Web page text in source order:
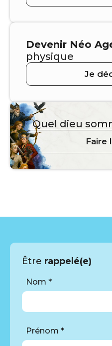
Devenir Néo
physique
Je
Quel dieu
Faire
Être rappelé(e)
Nom *
Prénom *